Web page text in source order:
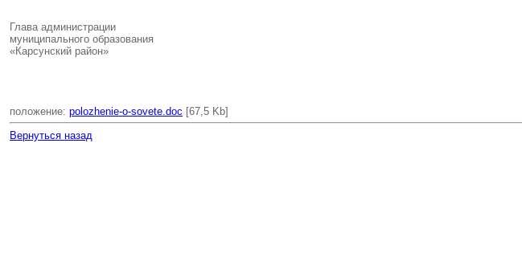
Глава администрации
муниципального образования
«Карсунский район»
положение: polozhenie-o-sovete.doc [67,5 Kb]
Вернуться назад